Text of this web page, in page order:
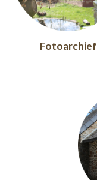
Fotoarchief